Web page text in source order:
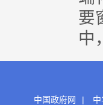
要
中
中国政府网 |